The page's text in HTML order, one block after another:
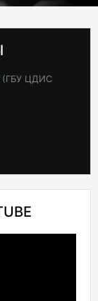
(ГБУ ЦДИС